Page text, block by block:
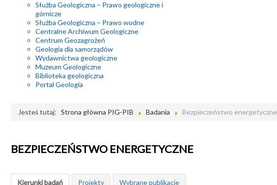
Służba Geologiczna – Prawo geologiczne i
górnicze
Służba Geologiczna – Prawo wodne
Centralne Archiwum Geologiczne
Centrum Geozagrożeń
Geologia dla samorządów
Wydawnictwa geologiczne
Muzeum Geologiczne
Biblioteka geologiczna
Portal Geologia
Jesteś tutaj: Strona główna PIG-PIB Badania Bezpieczeństwo energetyczne
BEZPIECZEŃSTWO ENERGETYCZNE
Kierunki badań Projekty Wybrane publikacje